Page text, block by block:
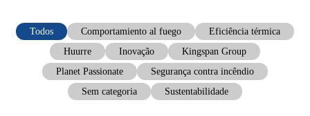
Todos Comportamiento al fuego
Eficiência térmica
Huurre
Inovação
Kingspan Group
Planet Passionate
Segurança contra incêndio
Sem categoria
Sustentabilidade